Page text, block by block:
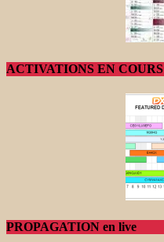
ACTIVATIONS EN COURS
PROPAGATION en live